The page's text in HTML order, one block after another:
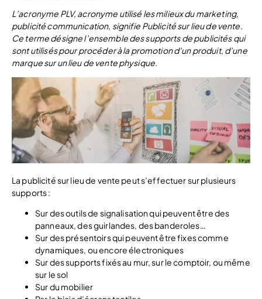
L’acronyme PLV, acronyme utilisé les milieux du marketing,
publicité communication, signifie Publicité sur lieu de vente.
Ce terme désigne l’ensemble des supports de publicités qui
sont utilisés pour procéder à la promotion d’un produit, d’une
marque sur un lieu de vente physique.
La publicité sur lieu de vente peut s’effectuer sur plusieurs
supports :
Sur des outils de signalisation qui peuvent être des
panneaux, des guirlandes, des banderoles…
Sur des présentoirs qui peuvent être fixes comme
dynamiques, ou encore électroniques
Sur des supports fixés au mur, sur le comptoir, ou même
sur le sol
Sur du mobilier